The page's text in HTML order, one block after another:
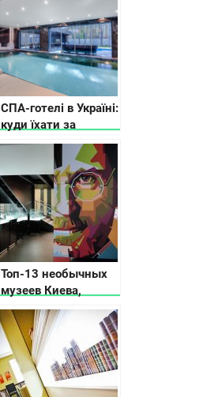
СПА-готелі в Україні:
куди їхати за
релаксом
Топ-13 необычных
музеев Киева,
которые вас удивят